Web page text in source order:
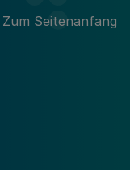
Zum Seitenanfang